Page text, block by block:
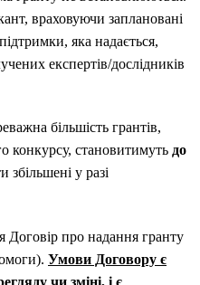
враховуючи заплановані
яка надається,
експертів/дослідників
більшість грантів,
конкурсу, становитимуть до
у разі
Договір про надання гранту
Умови Договору є